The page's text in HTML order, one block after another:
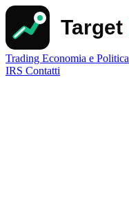
Trading Economia e Politica
IRS Contatti